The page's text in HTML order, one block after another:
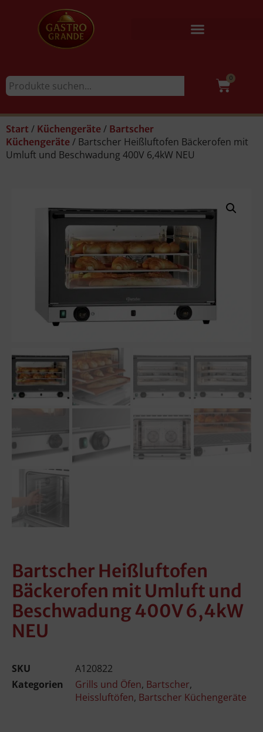
0
Start / Küchengeräte / Bartscher
Küchengeräte / Bartscher Heißluftofen Bäckerofen mit
Umluft und Beschwadung 400V 6,4kW NEU
Bartscher Heißluftofen
Bäckerofen mit Umluft und
Beschwadung 400V 6,4kW
NEU
SKU
A120822
Kategorien
Grills und Öfen, Bartscher,
Heissluftöfen, Bartscher Küchengeräte